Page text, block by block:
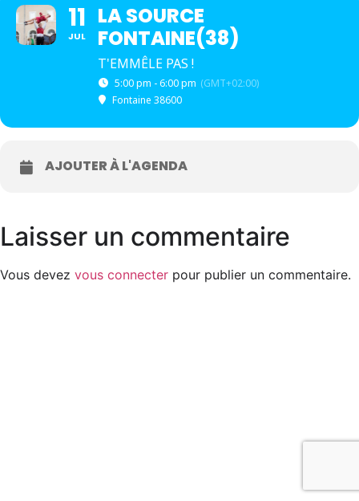
11
JUL
LA SOURCE
FONTAINE(38)
T'EMMÊLE PAS !
5:00 pm - 6:00 pm (GMT+02:00)
Fontaine 38600
AJOUTER À L'AGENDA
Laisser un commentaire
Vous devez vous connecter pour publier un commentaire.